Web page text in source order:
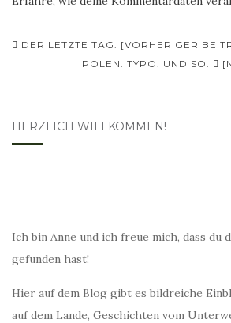
Beitragsnavigation
DER LETZTE TAG. [VORHERIGER
POLEN. TYPO. UND SO.
HERZLICH WILLKOMMEN!
Ich bin Anne und ich freue mich, dass du
gefunden hast!
Hier auf dem Blog gibt es bildreiche
auf dem Lande, Geschichten vom